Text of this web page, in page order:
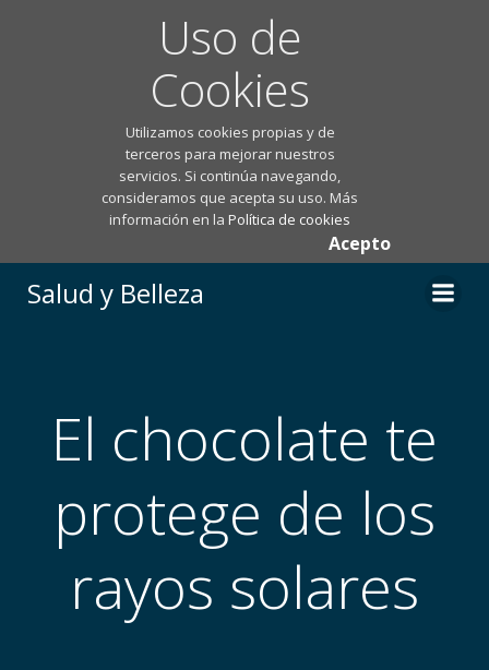
Uso de
Cookies
Utilizamos cookies propias y de
terceros para mejorar nuestros
servicios. Si continúa navegando,
consideramos que acepta su uso. Más
información en laPolítica de cookies
Acepto
Salud y Belleza
El chocolate te
protege de los
rayos solares